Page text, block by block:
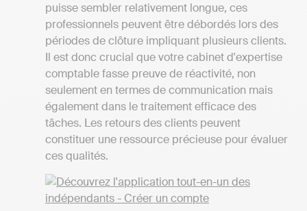
puisse sembler relativement longue, ces
professionnels peuvent être débordés lors des
périodes de clôture impliquant plusieurs clients.
Il est donc crucial que votre cabinet d'expertise
comptable fasse preuve de réactivité, non
seulement en termes de communication mais
également dans le traitement efficace des
tâches. Les retours des clients peuvent
constituer une ressource précieuse pour évaluer
ces qualités.